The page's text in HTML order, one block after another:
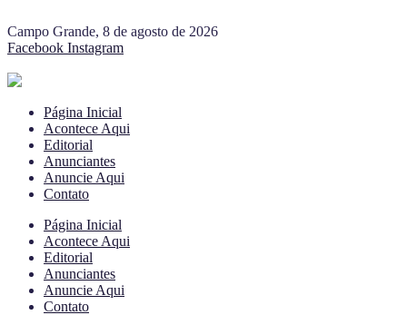
Campo Grande, 8 de agosto de 2026
Facebook Instagram
Página Inicial
Acontece Aqui
Editorial
Anunciantes
Anuncie Aqui
Contato
Página Inicial
Acontece Aqui
Editorial
Anunciantes
Anuncie Aqui
Contato